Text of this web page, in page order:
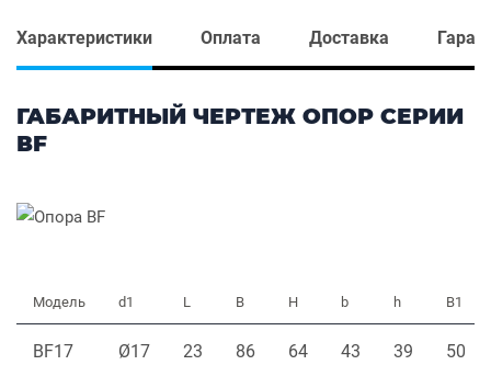
Характеристики Оплата Доставка
ГАБАРИТНЫЙ ЧЕРТЕЖ ОПОР СЕРИИ
ВF
Модель d1 L B H b h B1
BF17 Ø17 23 86 64 43 39 50